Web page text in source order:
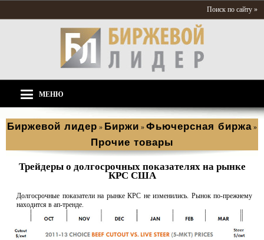
Поиск по сайту »
МЕНЮ
Биржевой лидер » Биржи » Фьючерсная биржа »
Прочие товары
Трейдеры о долгосрочных показателях на рынке
КРС США
Долгосрочные показатели на рынке КРС не изменились. Рынок по-прежнему
находится в ап-тренде.